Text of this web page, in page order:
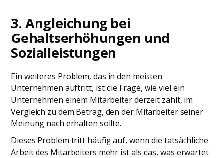
3. Angleichung bei
Gehaltserhöhungen und
Sozialleistungen
Ein weiteres Problem, das in den meisten
Unternehmen auftritt, ist die Frage, wie viel ein
Unternehmen einem Mitarbeiter derzeit zahlt, im
Vergleich zu dem Betrag, den der Mitarbeiter seiner
Meinung nach erhalten sollte.
Dieses Problem tritt häufig auf, wenn die tatsächliche
Arbeit des Mitarbeiters mehr ist als das, was erwartet